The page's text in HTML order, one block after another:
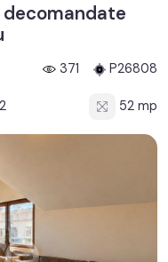
371 P26808
52 mp